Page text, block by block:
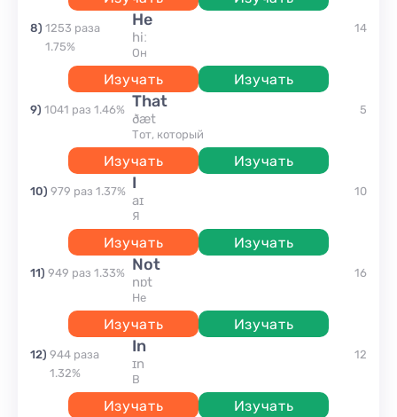
8) 1253 раза
1.75%
he
hiː
он
Изучать Изучать
14
9) 1041 раз 1.46% that
ðæt
Тот, который
Изучать Изучать
5
10) 979 раз 1.37% I
aɪ
я
Изучать Изучать
10
11) 949 раз 1.33% not
nɒt
Не
Изучать Изучать
16
12) 944 раза
1.32%
in
ɪn
в
Изучать Изучать
12